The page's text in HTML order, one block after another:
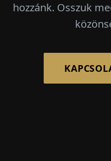
hozzánk. Osszuk